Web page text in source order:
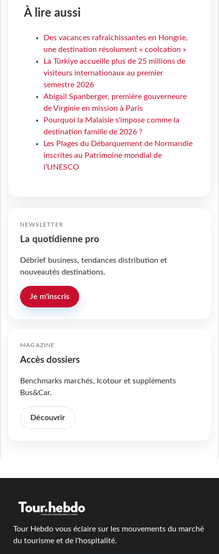
À lire aussi
Des vacances rafraîchissantes en Hongrie,
une destination résolument « coolcation »
La Türkiye accueille plus de 25 millions de
visiteurs internationaux au premier
semestre 2026
Abigail Spanberger, première gouverneure
de Virginie en mission à Paris
Pourquoi la Malaisie s'impose comme la
destination famille de 2026 ?
Les Plages du Débarquement de Normandie
inscrites au Patrimoine mondial de
l’UNESCO
NEWSLETTER
La quotidienne pro
Débrief business, tendances distribution et
nouveautés destinations.
Je m'inscris
MAGAZINE
Accès dossiers
Benchmarks marchés, Icotour et suppléments
Bus&Car.
Découvrir
Tour Hebdo vous éclaire sur les mouvements du marché
du tourisme et de l'hospitalité.